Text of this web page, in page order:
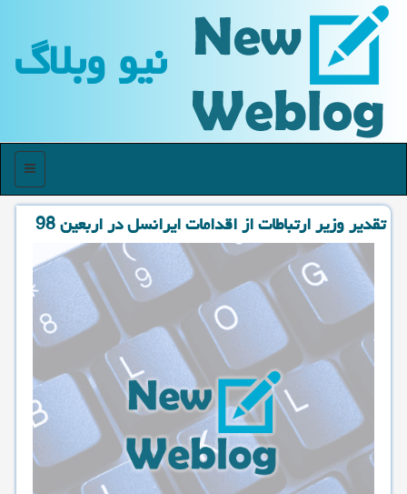
نیو وبلاگ
منو
تقدیر وزیر ارتباطات از اقدامات ایرانسل در اربعین 98